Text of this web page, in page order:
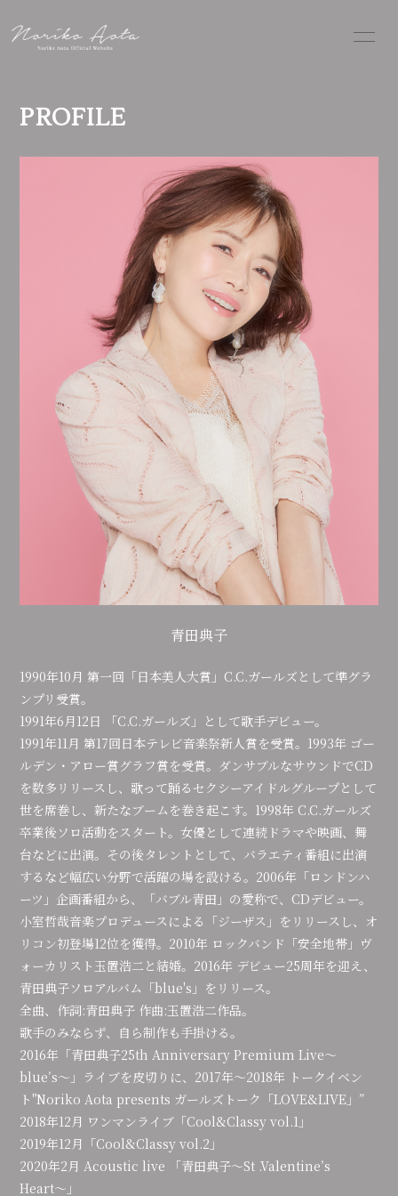
SCHEDULE
DISCOGRAPHY
VIDEO
無料会員登録 ログイン
PROFILE
青田典子
1990年10月 第一回「日本美人大賞」C.C.ガールズとして準グラ
ンプリ受賞。
1991年6月12日 「C.C.ガールズ」として歌手デビュー。
1991年11月 第17回日本テレビ音楽祭新人賞を受賞。1993年 ゴー
ルデン・アロー賞グラフ賞を受賞。ダンサブルなサウンドでCD
を数多リリースし、歌って踊るセクシーアイドルグループとして
世を席巻し、新たなブームを巻き起こす。1998年 C.C.ガールズ
卒業後ソロ活動をスタート。女優として連続ドラマや映画、舞
台などに出演。その後タレントとして、バラエティ番組に出演
するなど幅広い分野で活躍の場を設ける。2006年「ロンドンハ
ーツ」企画番組から、「バブル青田」の愛称で、CDデビュー。
小室哲哉音楽プロデュースによる「ジーザス」をリリースし、オ
リコン初登場12位を獲得。2010年 ロックバンド「安全地帯」ヴ
ォーカリスト玉置浩二と結婚。2016年 デビュー25周年を迎え、
青田典子ソロアルバム「blue's」をリリース。
全曲、作詞:青田典子 作曲:玉置浩二作品。
歌手のみならず、自ら制作も手掛ける。
2016年「青田典子25th Anniversary Premium Live〜
blue’s〜」ライブを皮切りに、2017年〜2018年 トークイベン
ト"Noriko Aota presents ガールズトーク「LOVE&LIVE」”
2018年12月 ワンマンライブ「Cool&Classy vol.1」
2019年12月「Cool&Classy vol.2」
2020年2月 Acoustic live 「青田典子〜St .Valentine’s
Heart〜」